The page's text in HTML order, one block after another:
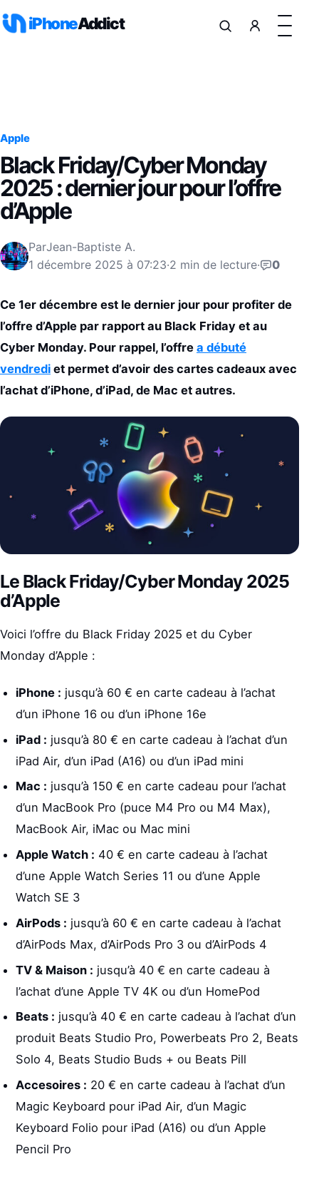
iPhoneAddict
Apple
Black Friday/Cyber Monday
2025 : dernier jour pour l’offre
d’Apple
ParJean-Baptiste A.
1 décembre 2025 à 07:23·2 min de lecture· 0
Ce 1er décembre est le dernier jour pour profiter de
l’offre d’Apple par rapport au Black Friday et au
Cyber Monday. Pour rappel, l’offre a débuté
vendredi et permet d’avoir des cartes cadeaux avec
l’achat d’iPhone, d’iPad, de Mac et autres.
Le Black Friday/Cyber Monday 2025
d’Apple
Voici l’offre du Black Friday 2025 et du Cyber
Monday d’Apple :
iPhone : jusqu’à 60 € en carte cadeau à l’achat
d’un iPhone 16 ou d’un iPhone 16e
iPad : jusqu’à 80 € en carte cadeau à l’achat d’un
iPad Air, d’un iPad (A16) ou d’un iPad mini
Mac : jusqu’à 150 € en carte cadeau pour l’achat
d’un MacBook Pro (puce M4 Pro ou M4 Max),
MacBook Air, iMac ou Mac mini
Apple Watch : 40 € en carte cadeau à l’achat
d’une Apple Watch Series 11 ou d’une Apple
Watch SE 3
AirPods : jusqu’à 60 € en carte cadeau à l’achat
d’AirPods Max, d’AirPods Pro 3 ou d’AirPods 4
TV & Maison : jusqu’à 40 € en carte cadeau à
l’achat d’une Apple TV 4K ou d’un HomePod
Beats : jusqu’à 40 € en carte cadeau à l’achat d’un
produit Beats Studio Pro, Powerbeats Pro 2, Beats
Solo 4, Beats Studio Buds + ou Beats Pill
Accesoires : 20 € en carte cadeau à l’achat d’un
Magic Keyboard pour iPad Air, d’un Magic
Keyboard Folio pour iPad (A16) ou d’un Apple
Pencil Pro